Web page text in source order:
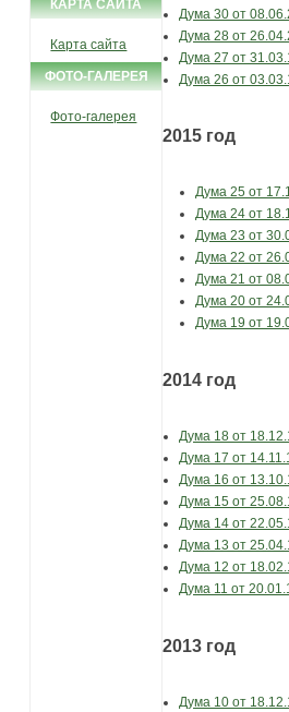
КАРТА САЙТА
Карта сайта
ФОТО-ГАЛЕРЕЯ
Фото-галерея
Дума 30 от
Дума 28 от
Дума 27 от
Дума 26 от
2015 год
Дума 25 от
Дума 24 от
Дума 23 от
Дума 22 от
Дума 21 от
Дума 20 от
Дума 19 от
2014 год
Дума 18 от
Дума 17 от
Дума 16 от
Дума 15 от
Дума 14 от
Дума 13 от
Дума 12 от
Дума 11 от
2013 год
Дума 10 от